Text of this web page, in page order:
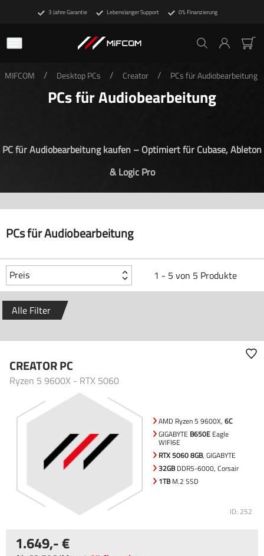
3 Jahre Garantie Lebenslanger Support 0% Finanzierung
MIFCOM / Desktop PCs / Creator / PCs für Audiobearbeitung
PCs für Audiobearbeitung
PC für Audiobearbeitung kaufen – Optimiert für Cubase, Ableton
& Logic Pro
PCs für Audiobearbeitung
1 - 5 von 5 Produkte
Preis
Alle Filter
CREATOR PC
Ryzen 5 9600X - RTX 5060
AMD Ryzen 5 9600X, 6C
GIGABYTE B650EEagle
WIFI6E
RTX 5060 8GB, GIGABYTE
32GBDDR5-6000, Corsair
1TBM.2 SSD
ID: 252
1.649,-